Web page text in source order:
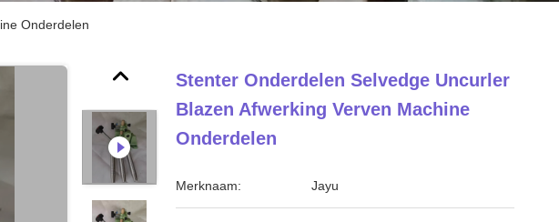
Onderdelen
Stenter Onderdelen Selvedge Uncurler
Blazen Afwerking Verven Machine
Onderdelen
Merknaam: Jayu